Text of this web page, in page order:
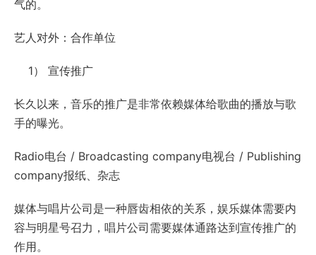
气的。
艺人对外：合作单位
1） 宣传推广
长久以来，音乐的推广是非常依赖媒体给歌曲的播放与歌
手的曝光。
Radio电台 / Broadcasting company电视台 / Publishing
company报纸、杂志
媒体与唱片公司是一种唇齿相依的关系，娱乐媒体需要内
容与明星号召力，唱片公司需要媒体通路达到宣传推广的
作用。